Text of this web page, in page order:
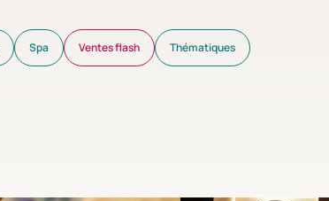
Spa Ventes flash Thématiques